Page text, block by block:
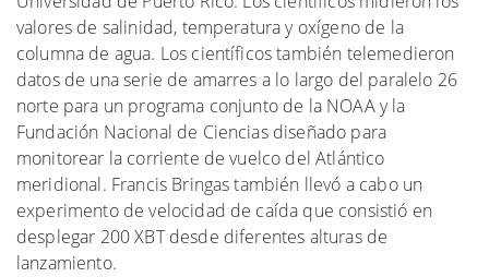
valores de salinidad, temperatura y oxígeno de la
columna de agua. Los científicos también telemedieron
datos de una serie de amarres a lo largo del paralelo 26
norte para un programa conjunto de la NOAA y la
Fundación Nacional de Ciencias diseñado para
monitorear la corriente de vuelco del Atlántico
meridional. Francis Bringas también llevó a cabo un
experimento de velocidad de caída que consistió en
desplegar 200 XBT desde diferentes alturas de
lanzamiento.